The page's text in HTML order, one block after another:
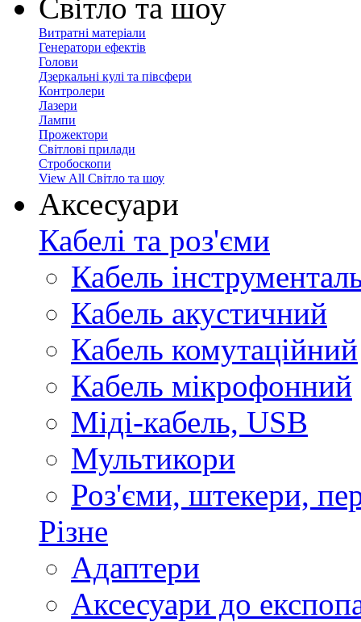
Світло та шоу
Витратні матеріали
Генератори ефектів
Голови
Дзеркальні кулі та півсфери
Контролери
Лазери
Лампи
Прожектори
Світлові прилади
Стробоскопи
View All Світло та шоу
Аксесуари
Кабелі та роз'єми
Кабель
Кабель акустичний
Кабель комутаційний
Кабель мікрофонний
Міді-кабель, USB
Мультикори
Роз'єми, штекери,
Різне
Адаптери
Аксесуари до